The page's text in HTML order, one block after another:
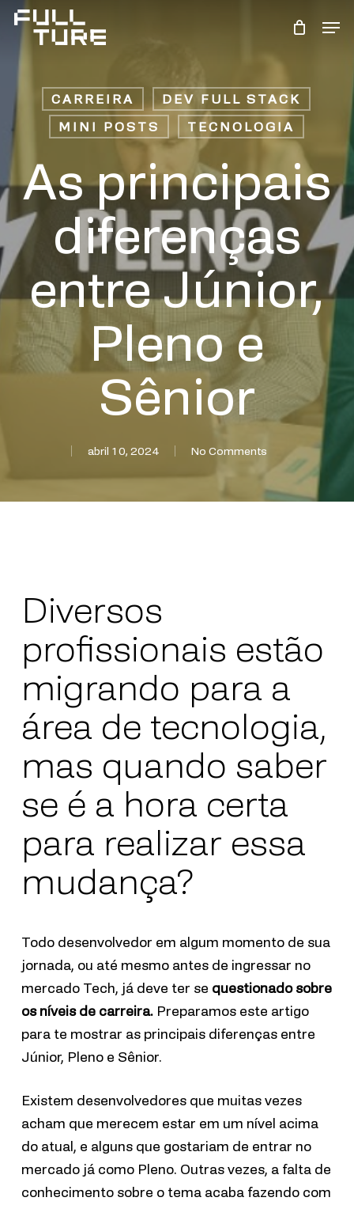
Skip
main
CARREIRA
DEV FULL STACK
MINI POSTS
TECNOLOGIA
As principais
diferenças
entre Júnior,
Pleno e
Sênior
abril 10, 2024 No Comments
Diversos
profissionais estão
migrando para a
área de tecnologia,
mas quando saber
se é a hora certa
para realizar essa
mudança?
Todo desenvolvedor em algum momento de sua
jornada, ou até mesmo antes de ingressar no
mercado Tech, já deve ter se questionado sobre
os níveis de carreira.Preparamos este artigo
para te mostrar as principais diferenças entre
Júnior, Pleno e Sênior.
Existem desenvolvedores que muitas vezes
acham que merecem estar em um nível acima
do atual, e alguns que gostariam de entrar no
mercado já como Pleno. Outras vezes, a falta de
conhecimento sobre o tema acaba fazendo com